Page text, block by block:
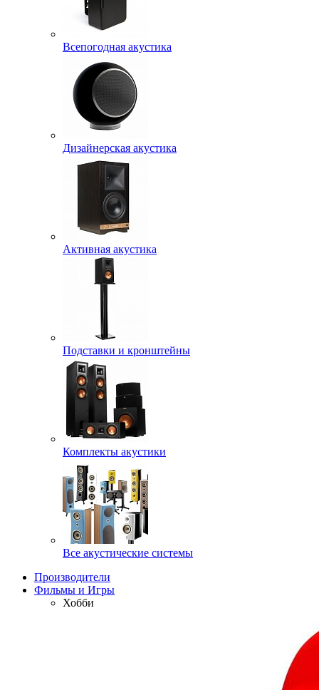
Всепогодная акустика
Дизайнерская акустика
Активная акустика
Подставки и кронштейны
Комплекты акустики
Все акустические системы
Производители
Фильмы и Игры
Хобби